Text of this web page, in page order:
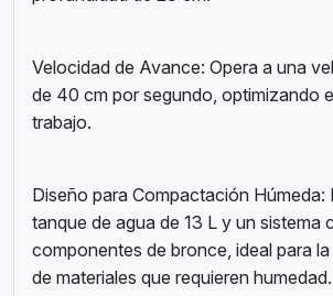
Velocidad de Avance: Opera a una
de 40 cm por segundo, optimizando
trabajo.
Diseño para Compactación Húmeda:
tanque de agua de 13 L y un sistema
componentes de bronce, ideal para
de materiales que requieren humedad.